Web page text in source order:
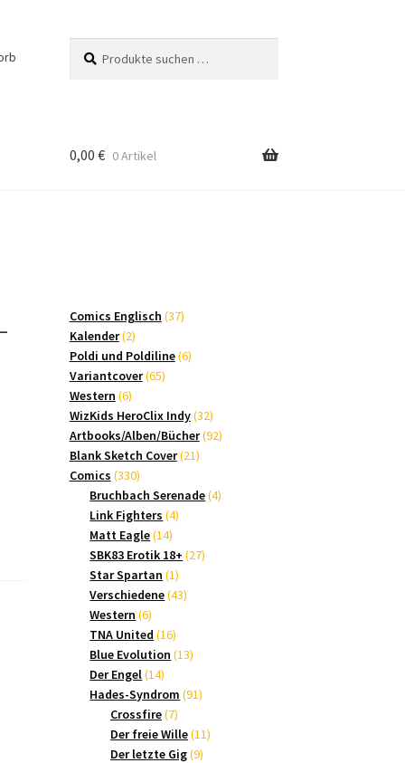
nach:
0,00 € 0 Artikel
Comics Englisch 3737
Kalender 22
Produkte
Poldi und Poldiline 66
Variantcover 6565
Western 66
Produkte
WizKids HeroClix Indy 3232
Produkte
Artbooks/Alben/Bücher 9292
Blank Sketch Cover 2121
Comics 330330
Produkte
Bruchbach Serenade 44
Link Fighters 44
Matt Eagle 1414
Produkte
SBK83 Erotik 18+ 2727
Star Spartan 11
Produkt
Verschiedene 4343
Western 66
Produkte
TNA United 1616
Produkte
Blue Evolution 1313
Der Engel 1414
Produkte
Hades-Syndrom 9191
Crossfire 77
Produkte
Der freie Wille 1111
Der letzte Gig 99